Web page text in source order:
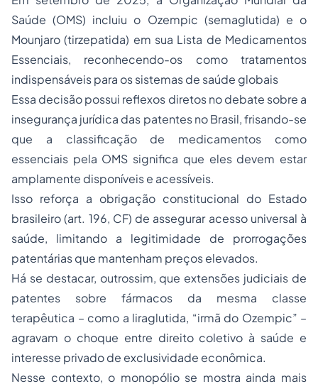
Saúde (OMS) incluiu o Ozempic (semaglutida) e o
Mounjaro (tirzepatida) em sua Lista de Medicamentos
Essenciais, reconhecendo-os como tratamentos
indispensáveis para os sistemas de saúde globais
Essa decisão possui reflexos diretos no debate sobre a
insegurança jurídica das patentes no Brasil, frisando-se
que a classificação de medicamentos como
essenciais pela OMS significa que eles devem estar
amplamente disponíveis e acessíveis.
Isso reforça a obrigação constitucional do Estado
brasileiro (art. 196, CF) de assegurar acesso universal à
saúde, limitando a legitimidade de prorrogações
patentárias que mantenham preços elevados.
Há se destacar, outrossim, que extensões judiciais de
patentes sobre fármacos da mesma classe
terapêutica – como a liraglutida, “irmã do Ozempic” –
agravam o choque entre direito coletivo à saúde e
interesse privado de exclusividade econômica.
Nesse contexto, o monopólio se mostra ainda mais